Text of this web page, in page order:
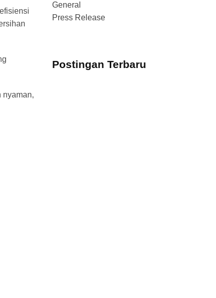
nyaman,
General
Press Release
Postingan Terbaru